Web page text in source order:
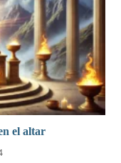
el altar